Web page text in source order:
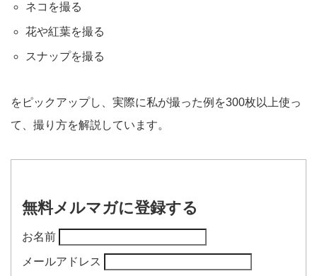
ネコを撮る
花や紅葉を撮る
スナップを撮る
をピックアップし、実際に私が撮った例を300枚以上使っ
て、撮り方を解説しています。
無料メルマガに登録する
お名前
メールアドレス